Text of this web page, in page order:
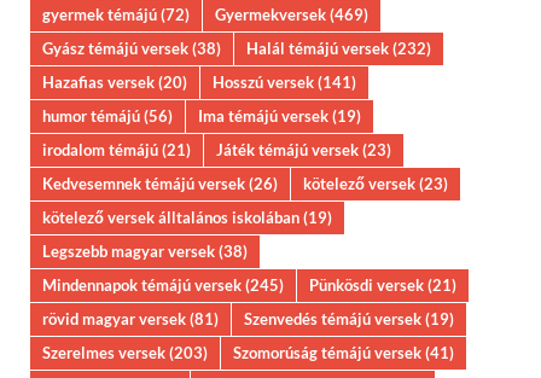
gyermek témájú(72) Gyermekversek(469)
Gyász témájú versek(38) Halál témájú versek(232)
Hazafias versek(20) Hosszú versek(141)
humor témájú(56) Ima témájú versek(19)
irodalom témájú(21) Játék témájú versek(23)
Kedvesemnek témájú versek(26) kötelező versek(23)
kötelező versek álltalános iskolában(19)
Legszebb magyar versek(38)
Mindennapok témájú versek(245) Pünkösdi versek(21)
rövid magyar versek(81) Szenvedés témájú versek(19)
Szerelmes versek(203) Szomorúság témájú versek(41)